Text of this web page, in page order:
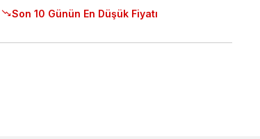
Son 10 Günün En Düşük Fiyatı